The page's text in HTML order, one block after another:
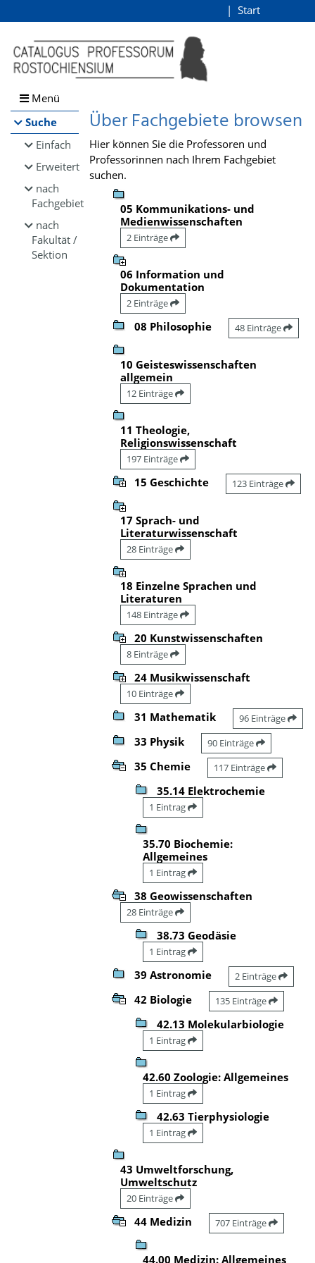
Browsen
direkt zum Inhalt
Start
Menü
Suche
Einfach
Erweitert
nach
Fachgebiet
nach
Fakultät /
Sektion
Über Fachgebiete browsen
Hier können Sie die Professoren und
Professorinnen nach Ihrem Fachgebiet
suchen.
05 Kommunikations- und
Medienwissenschaften
2 Einträge
06 Information und
Dokumentation
2 Einträge
08 Philosophie 48 Einträge
10 Geisteswissenschaften
allgemein
12 Einträge
11 Theologie,
Religionswissenschaft
197 Einträge
15 Geschichte 123 Einträge
17 Sprach- und
Literaturwissenschaft
28 Einträge
18 Einzelne Sprachen und
Literaturen
148 Einträge
20 Kunstwissenschaften
8 Einträge
24 Musikwissenschaft
10 Einträge
31 Mathematik 96 Einträge
33 Physik 90 Einträge
35 Chemie 117 Einträge
35.14 Elektrochemie
1 Eintrag
35.70 Biochemie:
Allgemeines
1 Eintrag
38 Geowissenschaften
28 Einträge
38.73 Geodäsie
1 Eintrag
39 Astronomie 2 Einträge
42 Biologie 135 Einträge
42.13 Molekularbiologie
1 Eintrag
42.60 Zoologie: Allgemeines
1 Eintrag
42.63 Tierphysiologie
1 Eintrag
43 Umweltforschung,
Umweltschutz
20 Einträge
44 Medizin 707 Einträge
44.00 Medizin: Allgemeines